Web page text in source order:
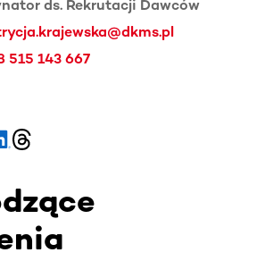
ds. Rekrutacji Dawców
515 143 667